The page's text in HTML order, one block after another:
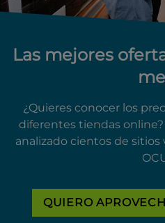
Las mejores
¿Quieres conocer los
diferentes tiendas
analizado cientos de sitios
QUIERO